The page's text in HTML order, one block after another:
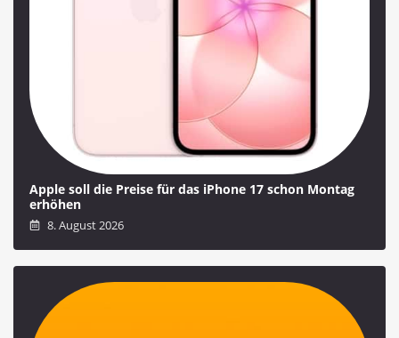
Apple soll die Preise für das iPhone 17 schon Montag
erhöhen
8. August 2026